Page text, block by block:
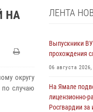
НА
округу
случаю
ЛЕНТА
Выпускники
прохождения
06 августа
На Ямале
лицензионно-
Росгвардии за